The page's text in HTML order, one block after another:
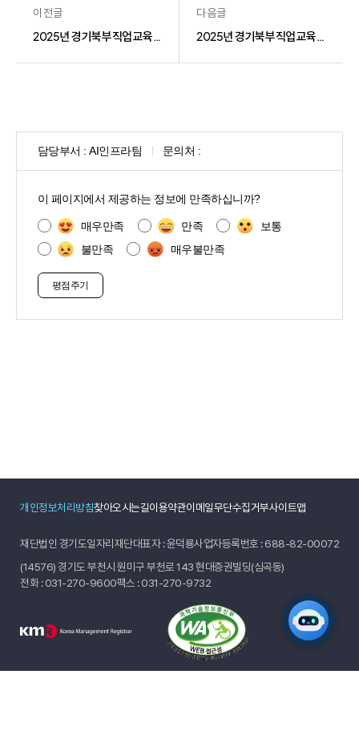
이전글
2025년 경기북부 직업교육 기회대학 기회강사 양성과정(심화) 교육생 모집 공고
다음글
2025년 경기북부 직업교육 기초학력지도사 면접 대상자 안내
담당부서 : AI인프라팀 문의처 :
이 페이지에서 제공하는 정보에 만족하십니까?
매우만족 만족
보통
불만족
매우불만족
개인정보처리방침찾아오시는길이용약관이메일무단수집거부사이트맵
재단법인 경기도일자리재단대표자 : 윤덕룡사업자등록번호 : 688-82-00072
(14576) 경기도 부천시 원미구 부천로 143 현대증권빌딩(심곡동)
전화 :031-270-9600팩스 : 031-270-9732